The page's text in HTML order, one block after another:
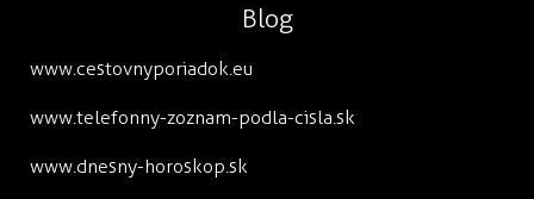
Blog
www.cestovnyporiadok.eu
www.telefonny-zoznam-podla-cisla.sk
www.dnesny-horoskop.sk